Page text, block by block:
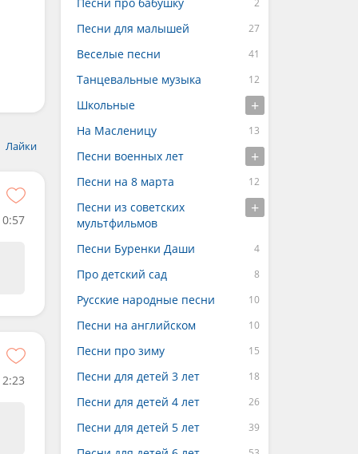
Лайки
0:57
2:23
Песни для малышей
Веселые песни
Танцевальные музыка
Школьные
На Масленицу
Песни военных лет
Песни на 8 марта
Песни из советских
мультфильмов
Песни Буренки Даши
Про детский сад
Русские народные песни
Песни на английском
Песни про зиму
Песни для детей 3 лет
Песни для детей 4 лет
Песни для детей 5 лет